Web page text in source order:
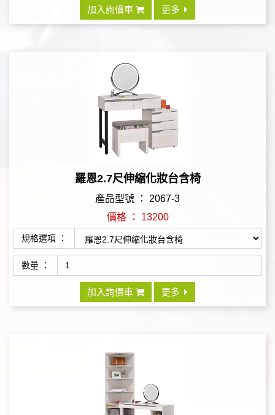
加入詢價車 更多
羅恩2.7尺伸縮化妝台含椅
產品型號 ： 2067-3
價格 ： 13200
規格選項 ：
數量 ：
加入詢價車 更多